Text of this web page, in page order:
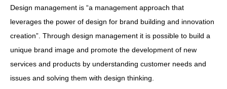
Design management is “a management approach that
leverages the power of design for brand building and innovation
creation”. Through design management it is possible to build a
unique brand image and promote the development of new
services and products by understanding customer needs and
issues and solving them with design thinking.